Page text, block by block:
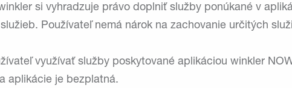
si vyhradzuje právo doplniť služby ponúkané v
Používateľ nemá nárok na zachovanie určitých
využívať služby poskytované aplikáciou winkler
aplikácie je bezplatná.